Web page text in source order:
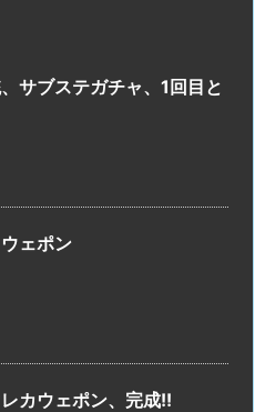
サブステガチャ、1回目と
ェポン
カウェポン、完成!!